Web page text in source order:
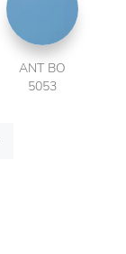
ANT BO
5053